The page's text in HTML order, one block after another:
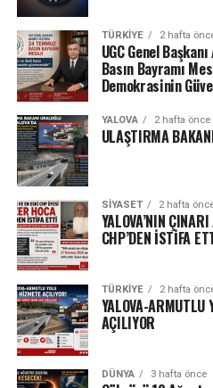
TÜRKIYE 2 hafta
UGC Genel
Basın Bayramı
Demokrasinin
YALOVA 2 hafta önce
ULAŞTIRMA
SIYASET 2 hafta
YALOVA’NIN
CHP’DEN İSTİFA
TÜRKIYE 2 hafta
YALOVA-ARMUTLU
AÇILIYOR
DÜNYA 3 hafta önce